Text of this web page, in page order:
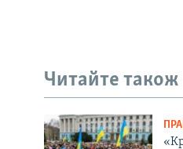
Читайте також